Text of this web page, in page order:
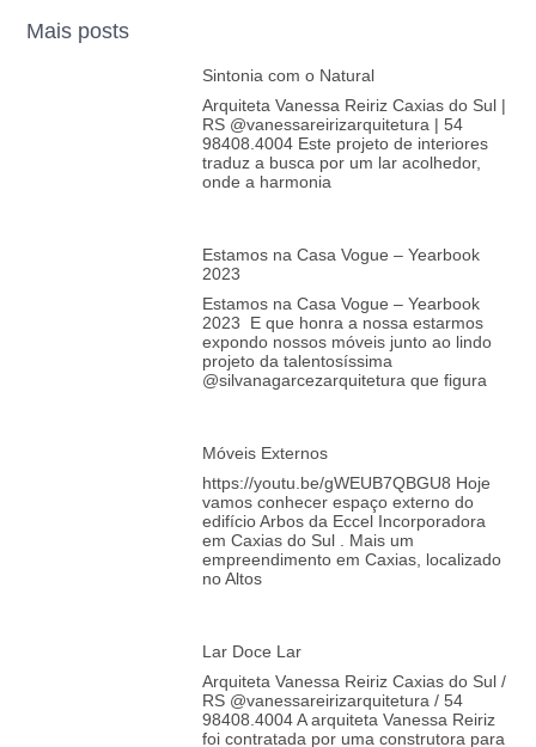
Mais posts
Sintonia com o Natural
Arquiteta Vanessa Reiriz Caxias do Sul |
RS @vanessareirizarquitetura | 54
98408.4004 Este projeto de interiores
traduz a busca por um lar acolhedor,
onde a harmonia
Estamos na Casa Vogue – Yearbook
2023
Estamos na Casa Vogue – Yearbook
2023 E que honra a nossa estarmos
expondo nossos móveis junto ao lindo
projeto da talentosíssima
@silvanagarcezarquitetura que figura
Móveis Externos
https://youtu.be/gWEUB7QBGU8 Hoje
vamos conhecer espaço externo do
edifício Arbos da Eccel Incorporadora
em Caxias do Sul . Mais um
empreendimento em Caxias, localizado
no Altos
Lar Doce Lar
Arquiteta Vanessa Reiriz Caxias do Sul /
RS @vanessareirizarquitetura / 54
98408.4004 A arquiteta Vanessa Reiriz
foi contratada por uma construtora para